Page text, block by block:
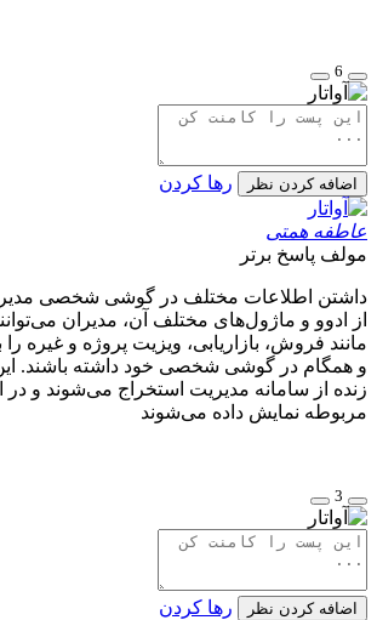
6
اضافه کردن نظر رها کردن
عاطفه همتی
مولف پاسخ برتر
داشتن اطلاعات مختلف در گوشی شخصی
از ادوو و ماژول‌های مختلف آن، مدیران
مانند فروش، بازاریابی، ویزیت پروژه و غیره
و همگام در گوشی شخصی خود داشته باشند.
زنده از سامانه مدیریت استخراج می‌شوند و در
مربوطه نمایش داده می‌شوند
3
اضافه کردن نظر رها کردن